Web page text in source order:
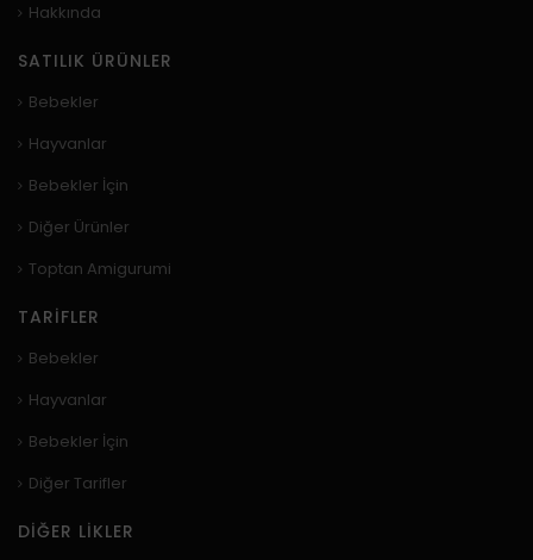
Hakkında
SATILIK ÜRÜNLER
Bebekler
Hayvanlar
Bebekler İçin
Diğer Ürünler
Toptan Amigurumi
TARIFLER
Bebekler
Hayvanlar
Bebekler İçin
Diğer Tarifler
DIĞER LIKLER